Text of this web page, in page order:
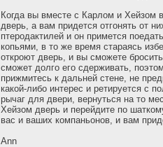
Когда вы вместе с Карлом и Хейзом
дверь, а вам придется отгонять от
птеродактилей и он примется
копьями, в то же время стараясь
откроют дверь, и вы сможете
сможет долго его сдерживать,
прижмитесь к дальней стене, не
какой-либо интерес и ретируется с
рычаг для двери, вернуться на то
Хейзом дверь и перейдите по
вас и ваших компаньонов, и вам
Ann